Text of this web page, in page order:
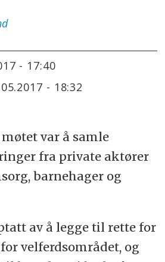
- 17:40
- 18:32
var å samle
fra private aktører
barnehager og
av å legge til rette for
velferdsområdet, og